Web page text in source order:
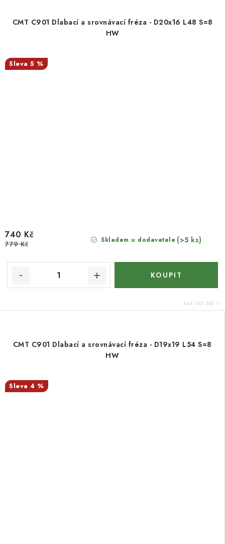
CMT C901 Dlabací a srovnávací fréza - D20x16 L48 S=8
HW
5 %
Skladem u dodavatele (>5 ks)
740 Kč
779 Kč
Kód: 901.200.11
CMT C901 Dlabací a srovnávací fréza - D19x19 L54 S=8
HW
4 %